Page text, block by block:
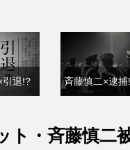
引退!? 斉藤慎二×逮捕
ト・斉藤慎二